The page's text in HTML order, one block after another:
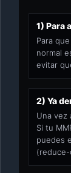
1) Para
Para
normal
evitar
2) Ya
Una vez
Si tu
puedes